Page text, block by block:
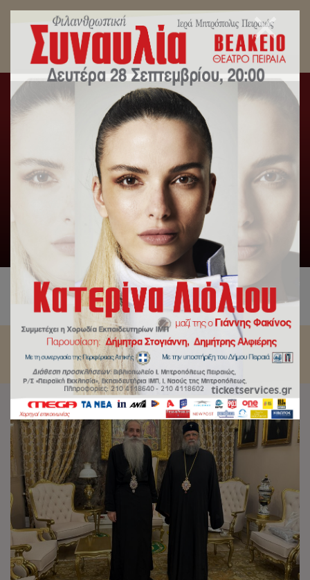
Συγκινητική επίσκεψη του Μητροπολίτου
Αρκαδίας κ. Βασιλείου στον Σεβ. Μητρ.
Πειραιώς κ. Σεραφείμ.
Αρχική Γενική Κατηγορία ,Δελτία Τύπου /
Συγκινητική
επίσκεψη του Μητροπολίτου Αρκαδίας κ. Βασιλείου στον Σεβ.
Μητρ. Πειραιώς κ. Σεραφείμ.